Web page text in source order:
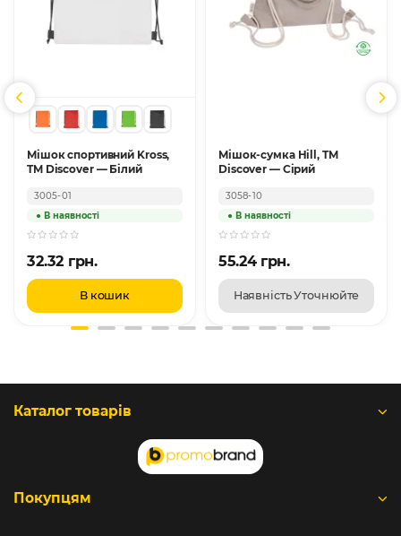
Мішок спортивний Kross,
TM Discover — Білий
3005-01
32.32 грн.
В кошик
Мішок-сумка Hill, TM
Discover — Сірий
3058-10
55.24 грн.
Наявність Уточнюйте
Каталог товарів
Покупцям